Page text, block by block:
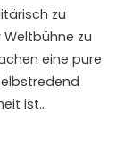
zu
zu
eine pure
ist…